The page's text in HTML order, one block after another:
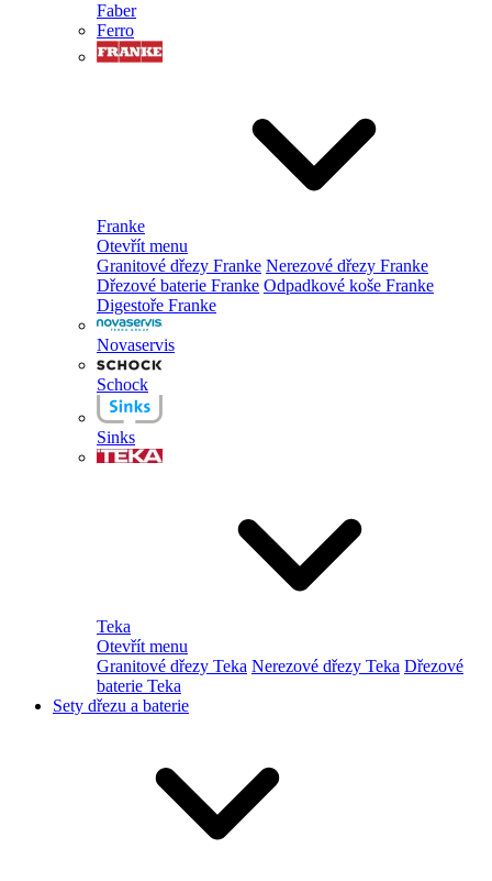
Faber
Ferro
Franke
Otevřít menu
Granitové dřezy Franke Nerezové dřezy Franke
Dřezové baterie Franke Odpadkové koše Franke
Digestoře Franke
Novaservis
Schock
Sinks
Teka
Otevřít menu
Granitové dřezy Teka Nerezové dřezy Teka Dřezové
baterie Teka
Sety dřezu a baterie